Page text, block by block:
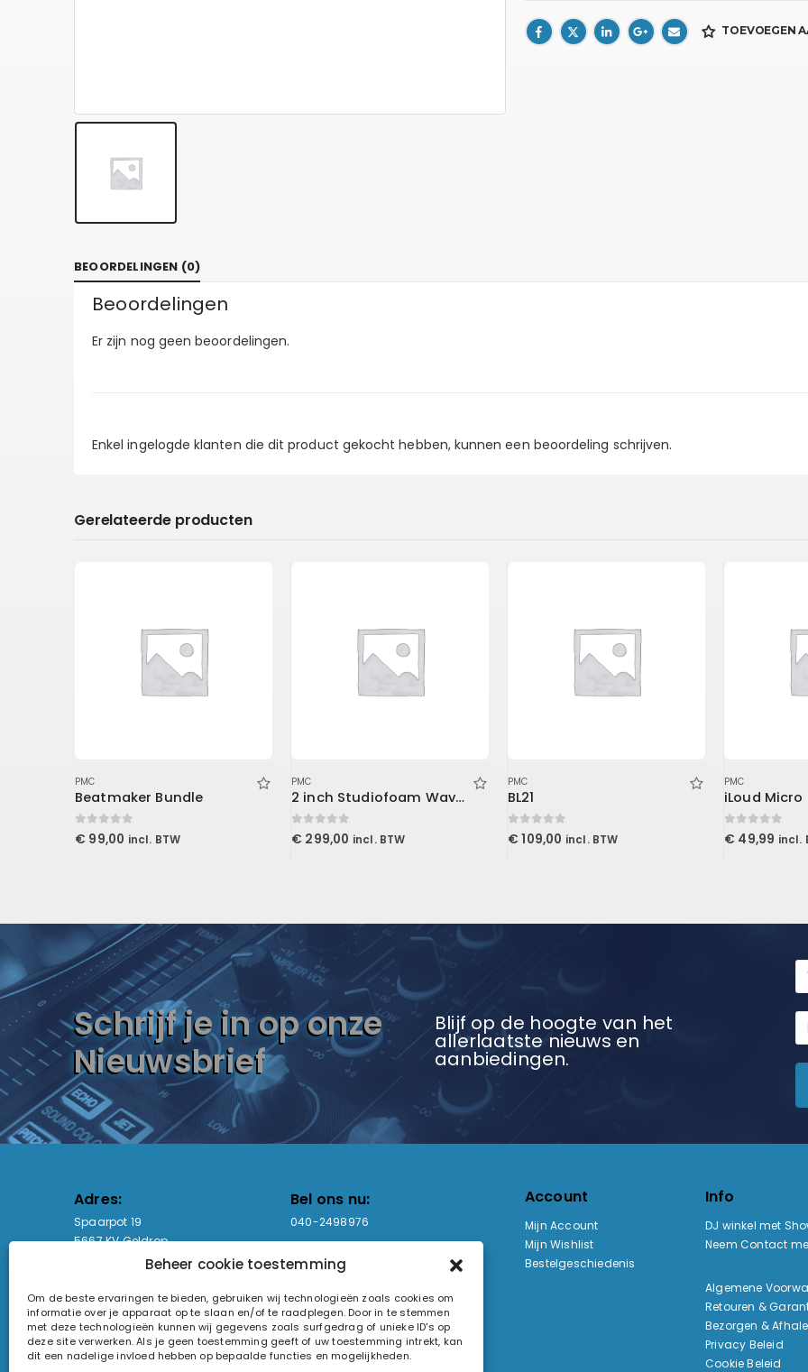
Beheer cookie toestemming
Om de beste ervaringen te bieden, gebruiken wij technologieën zoals cookies om
informatie over je apparaat op te slaan en/of te raadplegen. Door in te stemmen
met deze technologieën kunnen wij gegevens zoals surfgedrag of unieke ID's op
deze site verwerken. Als je geen toestemming geeft of uw toestemming intrekt, kan
dit een nadelige invloed hebben op bepaalde functies en mogelijkheden.
TOEVOEGEN
BEOORDELINGEN (0)
Beoordelingen
Er zijn nog geen beoordelingen.
Enkel ingelogde klanten die dit product gekocht hebben, kunnen een beoordeling schrijven.
Gerelateerde producten
PMC
Beatmaker Bundle
0out of 5
€ 99,00 incl. BTW
PMC
2 inch Studiofoam Wave 60x60x5cm, Purple
0out of 5
€ 299,00 incl. BTW
PMC
BL21
0out of 5
€ 109,00 incl. BTW
PMC
0out of 5
€ 49,99 incl.
Schrijf je in op onze
Nieuwsbrief
Blijf op de hoogte van het
allerlaatste nieuws en
aanbiedingen.
Adres:
Spaarpot 19
5667 KV Geldrop
Bel ons nu:
040-2498976
sales@lightandsound.store
Openingstijden:
Ma - Vr: 09:00-17:00
Za: Enkel op afspraak
KvK-nummer: 60857196
Btw-nummer: NL854090368B01
Account
Mijn Account
Mijn Wishlist
Bestelgeschiedenis
Info
DJ winkel met
Neem Contact
Algemene
Retouren &
Bezorgen &
Privacy Beleid
Cookie Beleid